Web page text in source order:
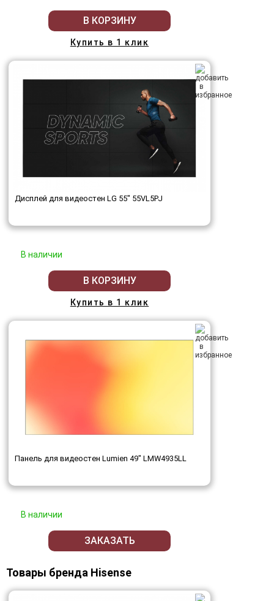
В КОРЗИНУ
Купить в 1 клик
Дисплей для видеостен LG 55" 55VL5PJ
В наличии
В КОРЗИНУ
Купить в 1 клик
Панель для видеостен Lumien 49" LMW4935LL
В наличии
ЗАКАЗАТЬ
Товары бренда Hisense